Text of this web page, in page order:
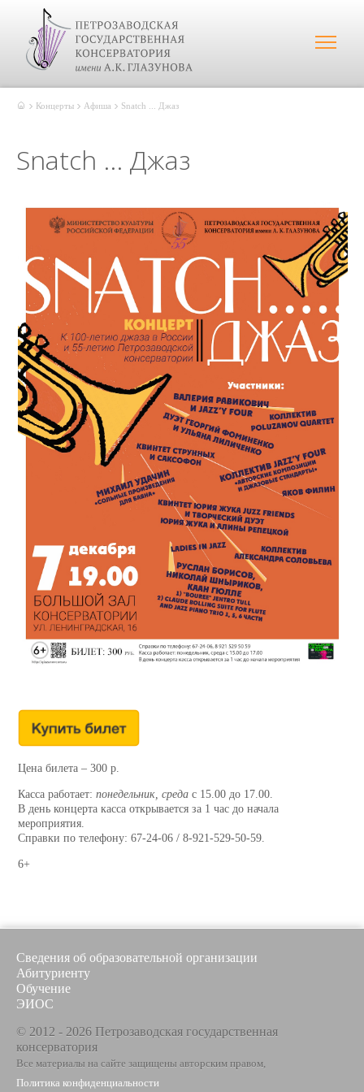
Концерты Афиша Snatch ... Джаз
Snatch ... Джаз
Цена билета – 300 р.
Касса работает: понедельник, среда с 15.00 до 17.00.
В день концерта касса открывается за 1 час до начала
мероприятия.
Справки по телефону: 67-24-06 / 8-921-529-50-59.
6+
Сведения об образовательной организации
Абитуриенту
Обучение
ЭИОС
© 2012 - 2026 Петрозаводская государственная
консерватория
Все материалы на сайте защищены авторским правом,
Политика конфиденциальности